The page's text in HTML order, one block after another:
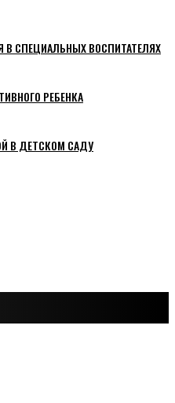
СПЕЦИАЛЬНЫХ ВОСПИТАТЕЛЯХ
РЕБЕНКА
В ДЕТСКОМ САДУ